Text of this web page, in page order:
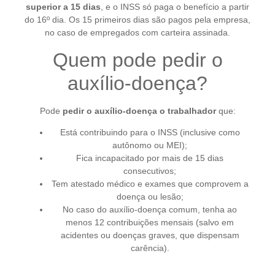
superior a 15 dias , e o INSS só paga o benefício a partir
do 16º dia. Os 15 primeiros dias são pagos pela empresa,
no caso de empregados com carteira assinada.
Quem pode pedir o
auxílio-doença?
Pode pedir o auxílio-doença o trabalhadorque:
Está contribuindo para o INSS (inclusive como
autônomo ou MEI);
Fica incapacitado por mais de 15 dias
consecutivos;
Tem atestado médico e exames que comprovem a
doença ou lesão;
No caso do auxílio-doença comum, tenha ao
menos 12 contribuições mensais (salvo em
acidentes ou doenças graves, que dispensam
carência).